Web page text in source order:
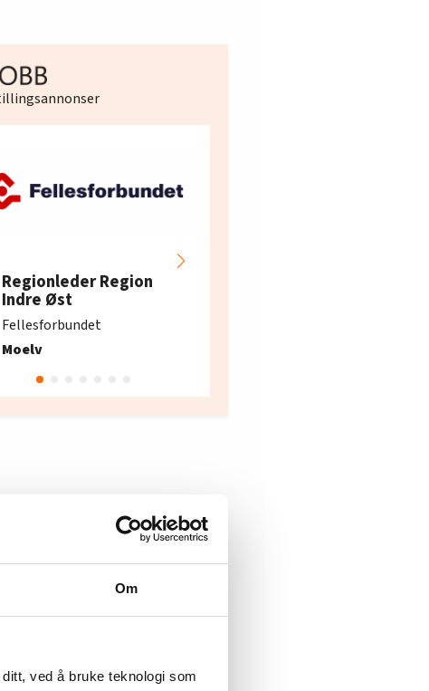
Om
ved å bruke teknologi som
Regionleder Region
Indre Øst
Fellesforbundet
Moelv